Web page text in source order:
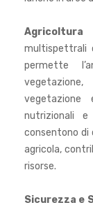
multispettrali
permette
vegetazione
nutrizionali
consentono di
agricola,
risorse.
Sicurezza e